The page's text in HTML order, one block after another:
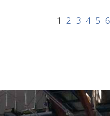
1 2 3 4 5 6